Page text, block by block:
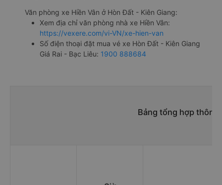
Văn phòng xe Hiền Vân ở Hòn Đất - Kiên Giang:
Xem địa chỉ văn phòng nhà xe Hiền Vân:
https://vexere.com/vi-VN/xe-hien-van
Số điện thoại đặt mua vé xe Hòn Đất - Kiên Giang
Giá Rai - Bạc Liêu: 1900 888684
Bảng tổng hợp thông